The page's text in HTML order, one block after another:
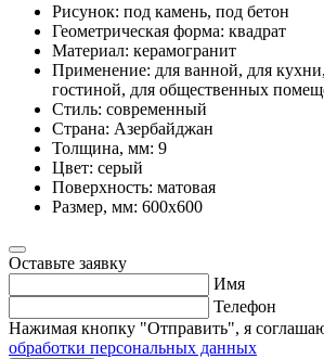
Рисунок: под камень, под бетон
Геометрическая форма: квадрат
Материал: керамогранит
Применение: для ванной, для
гостиной, для общественных
Стиль: современный
Страна: Азербайджан
Толщина, мм: 9
Цвет: серый
Поверхность: матовая
Размер, мм: 600х600
Оставьте заявку
Имя
Телефон
Нажимая кнопку "Отправить", я
обработки персональных данных